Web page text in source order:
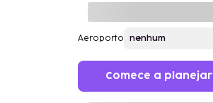
Aeroporto
Comece a planejar